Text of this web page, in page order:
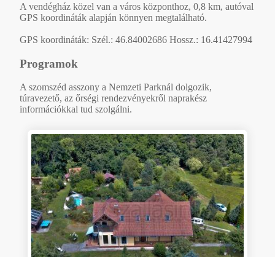
A vendégház közel van a város központhoz, 0,8 km, autóval
GPS koordináták alapján könnyen megtalálható.
GPS koordináták: Szél.: 46.84002686 Hossz.: 16.41427994
Programok
A szomszéd asszony a Nemzeti Parknál dolgozik,
túravezető, az őrségi rendezvényekről naprakész
információkkal tud szolgálni.